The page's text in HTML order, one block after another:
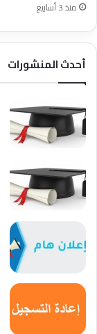
منذ 3 أسابيع
أحدث المنشورات